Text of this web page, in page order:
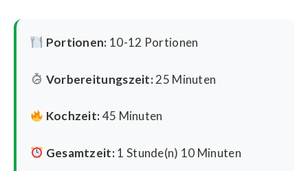
Portionen: 10-12 Portionen
Vorbereitungszeit:25 Minuten
Kochzeit:45 Minuten
Gesamtzeit:1 Stunde(n) 10 Minuten